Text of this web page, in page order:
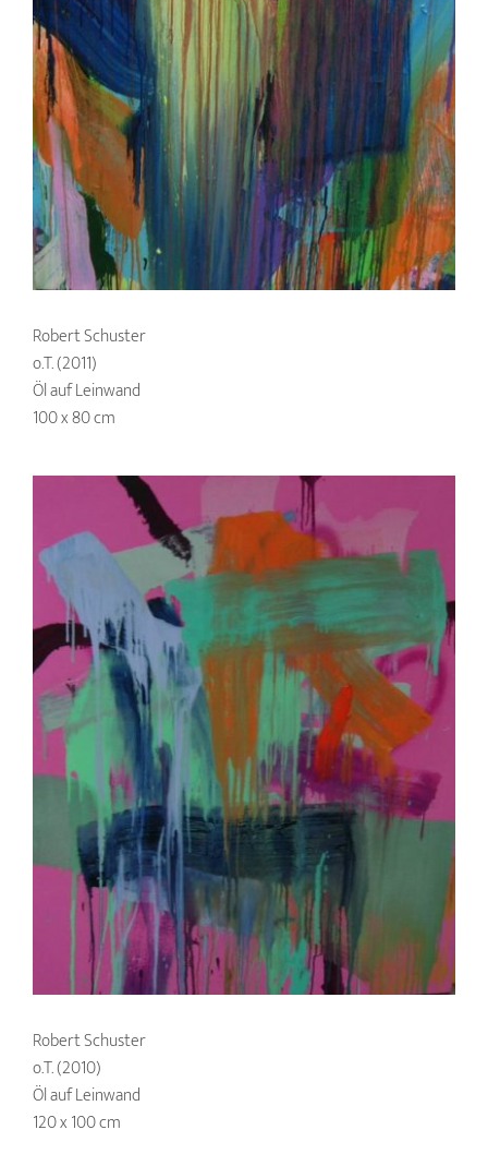
Robert Schuster
o.T. (2011)
Öl auf Leinwand
100 x 80 cm
Robert Schuster
o.T. (2010)
Öl auf Leinwand
120 x 100 cm